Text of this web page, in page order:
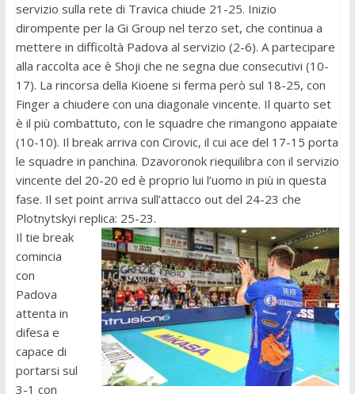
servizio sulla rete di Travica chiude 21-25. Inizio
dirompente per la Gi Group nel terzo set, che continua a
mettere in difficoltà Padova al servizio (2-6). A partecipare
alla raccolta ace è Shoji che ne segna due consecutivi (10-
17). La rincorsa della Kioene si ferma però sul 18-25, con
Finger a chiudere con una diagonale vincente. Il quarto set
è il più combattuto, con le squadre che rimangono appaiate
(10-10). Il break arriva con Cirovic, il cui ace del 17-15 porta
le squadre in panchina. Dzavoronok riequilibra con il servizio
vincente del 20-20 ed è proprio lui l’uomo in più in questa
fase. Il set point arriva sull’attacco out del 24-23 che
Plotnytskyi replica: 25-23.
Il tie break
comincia
con
Padova
attenta in
difesa e
capace di
portarsi sul
3-1 con